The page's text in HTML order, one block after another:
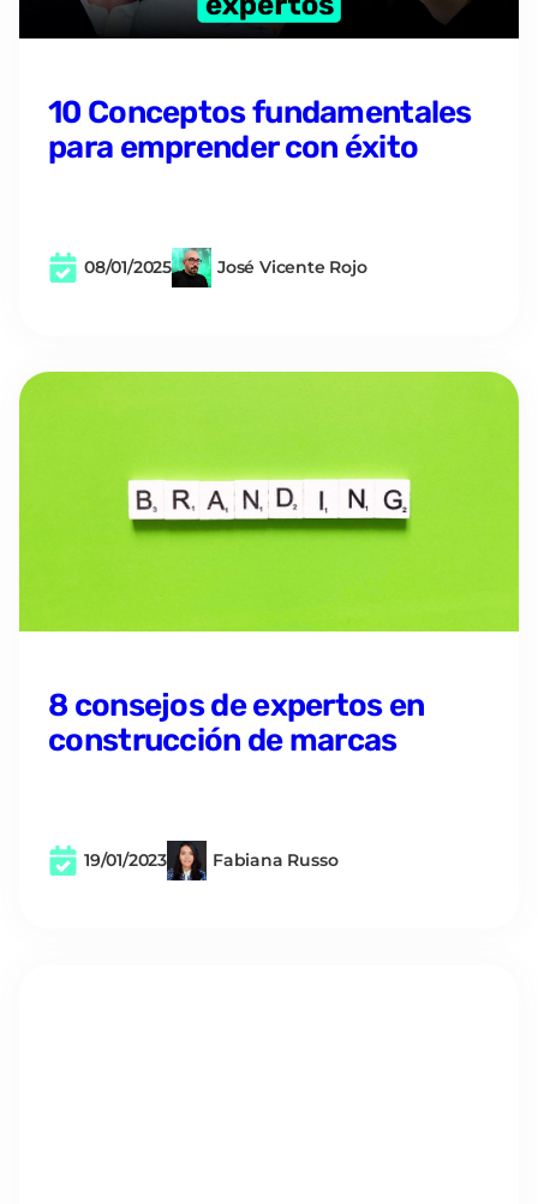
10 Conceptos fundamentales
para emprender con éxito
08/01/2025 José Vicente Rojo
8 consejos de expertos en
construcción de marcas
19/01/2023 Fabiana Russo